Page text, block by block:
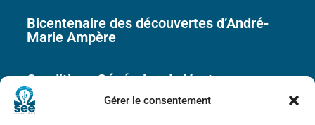
Gérer le consentement
Bicentenaire des découvertes d’André-
Marie Ampère
Conditions Générales de Vente